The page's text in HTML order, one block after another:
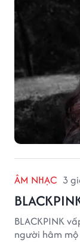
ÂM NHẠC 3
BLACKPINK
người hâm